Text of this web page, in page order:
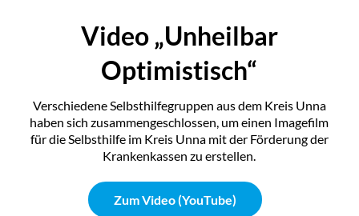
Video „Unheilbar
Optimistisch“
Verschiedene Selbsthilfegruppen aus dem Kreis Unna
haben sich zusammengeschlossen, um einen Imagefilm
für die Selbsthilfe im Kreis Unna mit der Förderung der
Krankenkassen zu erstellen.
Zum Video (YouTube)